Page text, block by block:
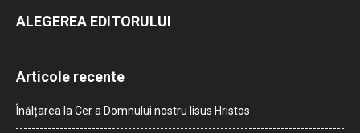
ALEGEREA EDITORULUI
Articole recente
Înălțarea la Cer a Domnului nostru Iisus Hristos